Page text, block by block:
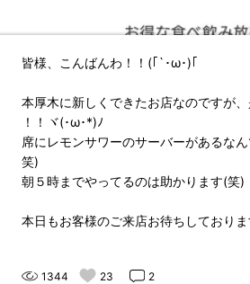
皆様、こんばんわ！！(｢`･ω･)｢
本厚木に新しくできたお店なのですが
！！ヾ(･ω･*)ﾉ
席にレモンサワーのサーバーがあるな
笑)
朝５時までやってるのは助かります(笑)
本日もお客様のご来店お待ちしておりま
1344 23 2